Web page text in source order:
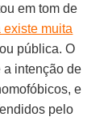
em tom de
existe muita
pública. O
a intenção de
e
pelo